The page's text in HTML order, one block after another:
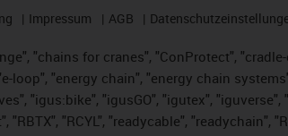
Impressum AGB
"chains for cranes", "ConProtect",
loop", "energy chain", "energy chain
"igus:bike", "igusGO", "igutex",
"RCYL", "readycable", "readychain",